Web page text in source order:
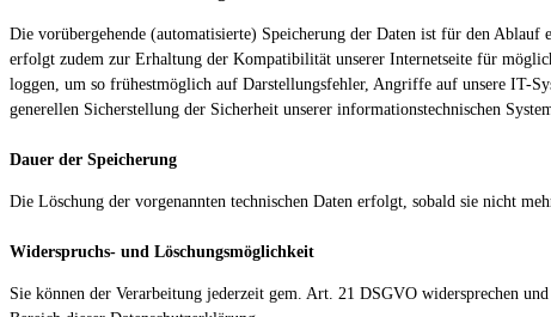
Die vorübergehende (automatisierte) Speicherung der Daten ist für den Ablauf
erfolgt zudem zur Erhaltung der Kompatibilität unserer Internetseite für
loggen, um so frühestmöglich auf Darstellungsfehler, Angriffe auf unsere IT-
generellen Sicherstellung der Sicherheit unserer informationstechnischen
Dauer der Speicherung
Die Löschung der vorgenannten technischen Daten erfolgt, sobald sie nicht
Widerspruchs- und Löschungsmöglichkeit
Sie können der Verarbeitung jederzeit gem. Art. 21 DSGVO widersprechen